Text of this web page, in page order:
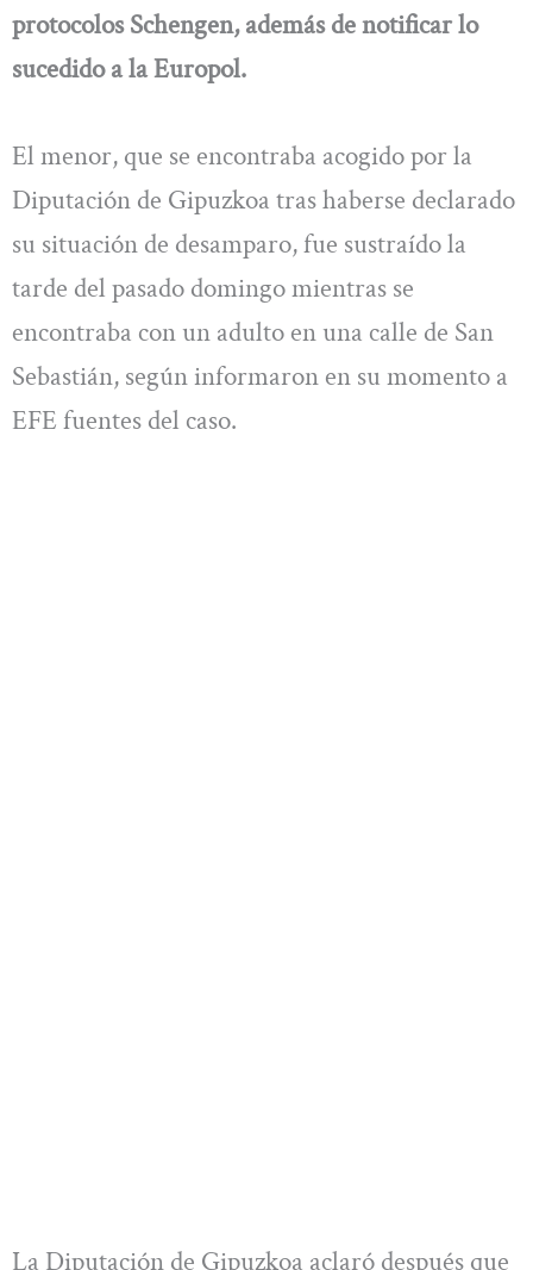
protocolos Schengen, además de notificar lo
sucedido a la Europol.
El menor, que se encontraba acogido por la
Diputación de Gipuzkoa tras haberse declarado
su situación de desamparo, fue sustraído la
tarde del pasado domingo mientras se
encontraba con un adulto en una calle de San
Sebastián, según informaron en su momento a
EFE fuentes del caso.
La Diputación de Gipuzkoa aclaró después que